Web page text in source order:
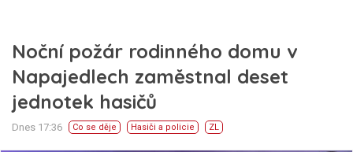
Noční požár rodinného domu v
Napajedlech zaměstnal deset
jednotek hasičů
Dnes 17:36 Co se děje Hasiči a policie ZL